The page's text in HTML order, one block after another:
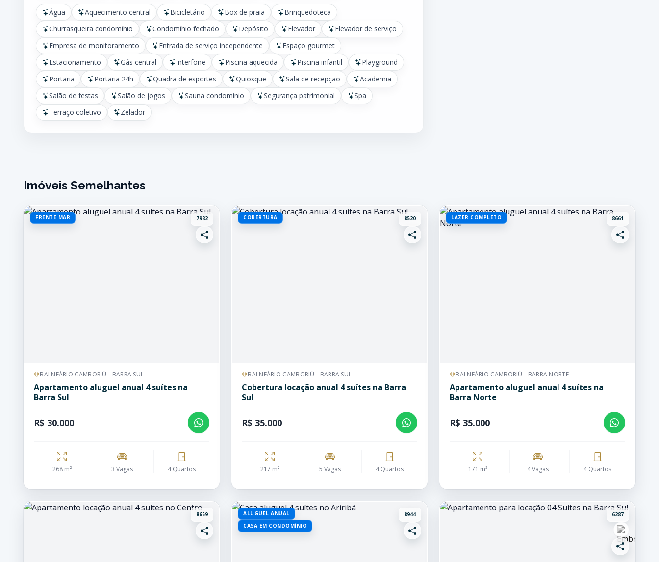
Água Aquecimento central Bicicletário Box de praia
Brinquedoteca
Churrasqueira condomínio
Condomínio fechado Depósito Elevador
Elevador de serviço
Empresa de monitoramento
Entrada de serviço independente
Espaço gourmet
Estacionamento
Gás central Interfone Piscina aquecida Piscina infantil
Playground
Portaria
Portaria 24h Quadra de esportes Quiosque Sala de recepção
Academia
Salão de festas
Salão de jogos Sauna condomínio Segurança patrimonial
Spa
Terraço coletivo
Zelador
Imóveis Semelhantes
FRENTE MAR 7982
BALNEÁRIO CAMBORIÚ - BARRA SUL
Apartamento aluguel anual 4 suítes na
Barra Sul
R$ 30.000
268 m² 3 Vagas 4 Quartos
COBERTURA 8520
BALNEÁRIO CAMBORIÚ - BARRA SUL
Cobertura locação anual 4 suítes na Barra
Sul
R$ 35.000
217 m² 5 Vagas 4 Quartos
LAZER COMPLETO 8661
BALNEÁRIO CAMBORIÚ - BARRA NORTE
Apartamento aluguel anual 4 suítes na
Barra Norte
R$ 35.000
171 m² 4 Vagas 4 Quartos
8659
ALUGUEL ANUAL
CASA EM CONDOMÍNIO
8944 6287